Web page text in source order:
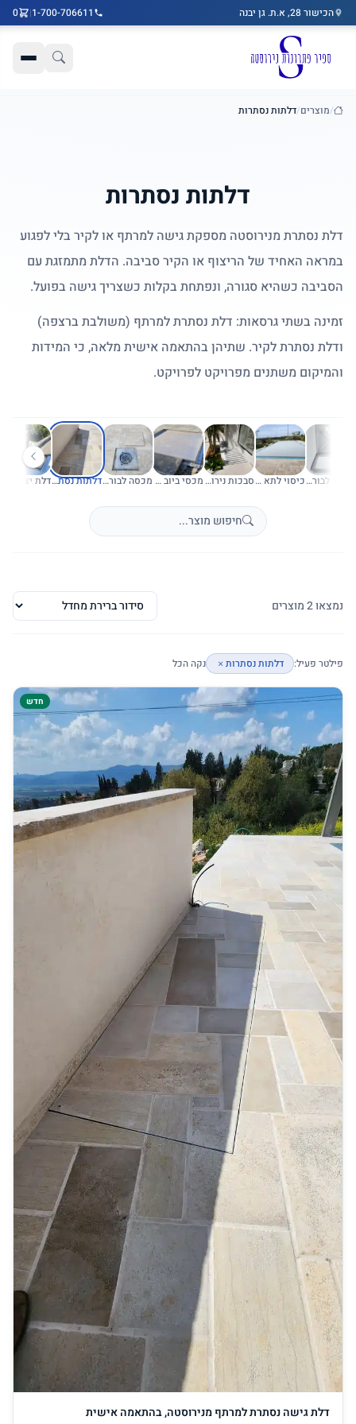
דלג לתוכן הראשי
הכישור 28, א.ת. גן יבנה 1-700-706611
|
0
בית
/מוצרים/דלתות נסתרות
דלתות נסתרות
דלת נסתרת מנירוסטה מספקת גישה למרתף או לקיר בלי לפגוע
במראה האחיד של הריצוף או הקיר סביבה. הדלת מתמזגת עם
הסביבה כשהיא סגורה, ונפתחת בקלות כשצריך גישה בפועל.
זמינה בשתי גרסאות: דלת נסתרת למרתף (משולבת ברצפה)
ודלת נסתרת לקיר. שתיהן בהתאמה אישית מלאה, כי המידות
והמיקום משתנים מפרויקט לפרויקט.
מכסה לבור איזון כיסוי לתא גלילה סבכות נירוסטה לחצר אנגלית מכסי ביוב ושוחות ביוב מכסה לבור חלחול דלתות נסתרות
נמצאו 2 מוצרים
פילטר פעיל: דלתות נסתרות נקה הכל
חדש
דלת גישה נסתרת למרתף מנירוסטה, בהתאמה אישית